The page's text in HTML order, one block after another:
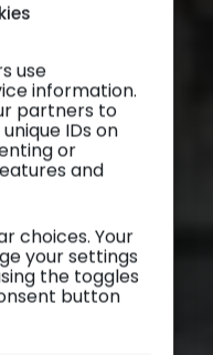
use
information.
partners to
IDs on
or
and
choices. Your
your settings
the toggles
button